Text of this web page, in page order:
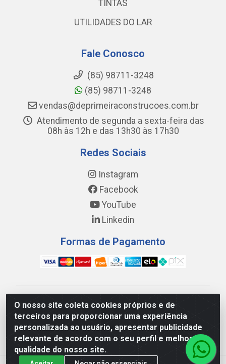
O nosso site coleta cookies próprios e de
terceiros para proporcionar uma experiência
personalizada ao usuário, apresentar publicidade
relevante de acordo com o seu perfil e melhorar a
qualidade do nosso site.
TINTAS
UTILIDADES DO LAR
Fale Conosco
(85) 98711-3248
(85) 98711-3248
vendas@deprimeiraconstrucoes.com.br
Atendimento de segunda a sexta-feira das
08h às 12h e das 13h30 às 17h30
Redes Sociais
Instagram
Facebook
YouTube
Linkedin
Formas de Pagamento
WING DISTRIBUIDORA COMÉRCIO E LOGÍSTICA DE
MATERIAL DE CONSTRUÇÕES LTDA - AV. DA
INTEGRAÇÃO, 790 - PATRÍCIA GOMES, CAUCAIA/CE -
CEP 61.604-505 - CNPJ 17.523.384/0001-20